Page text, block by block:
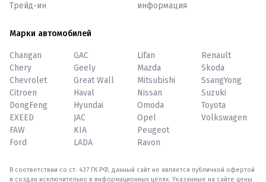
Трейд-ин
информация
Марки автомобилей
Changan
Chery
Chevrolet
Citroen
DongFeng
EXEED
FAW
Ford
GAC
Geely
Great Wall
Haval
Hyundai
JAC
KIA
LADA
Lifan
Mazda
Mitsubishi
Nissan
Omoda
Opel
Peugeot
Ravon
Renault
Skoda
SsangYong
Suzuki
Toyota
Volkswagen
В соответствии со ст. 437 ГК РФ, данный сайт не является публичной офертой
и создан исключительно в информационных целях. Указанные на сайте цены